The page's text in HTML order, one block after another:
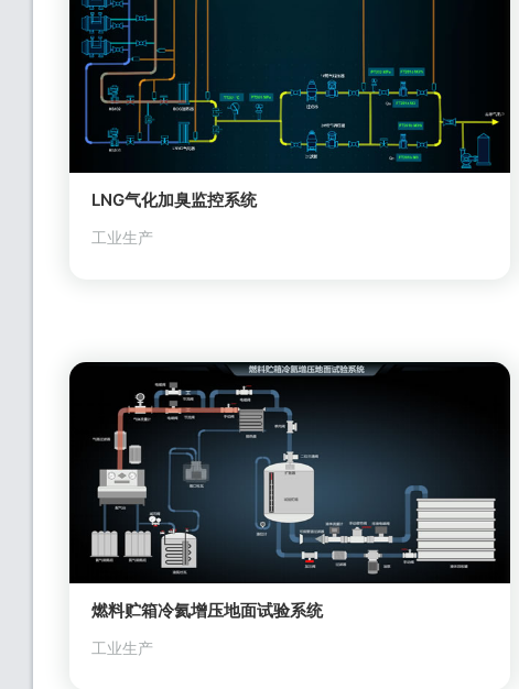
LNG气化加臭监控系统
工业生产
燃料贮箱冷氦增压地面试验系统
工业生产